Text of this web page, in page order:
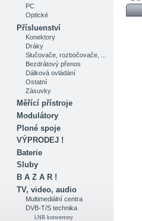
PC
Optické
Přísluenství
Konektory
Dráky
Slučovače, rozbočovače, ...
Bezdrátový přenos
Dálková ovládání
Ostatní
Zásuvky
Měřící přístroje
Modulátory
Ploné spoje
VÝPRODEJ !
Baterie
Sluby
B A Z A R !
TV, video, audio
Multimediální centra
DVB-T/S technika
LNB konvertory